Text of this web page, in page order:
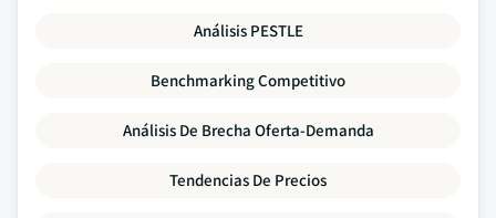
Análisis PESTLE
Benchmarking Competitivo
Análisis De Brecha Oferta-Demanda
Tendencias De Precios